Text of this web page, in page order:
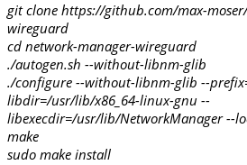
git clone https://github.com/max-
wireguard
cd network-manager-wireguard
./autogen.sh --without-libnm-glib
./configure --without-libnm-glib --
libdir=/usr/lib/x86_64-linux-gnu --
libexecdir=/usr/lib/NetworkManager --
make
sudo make install